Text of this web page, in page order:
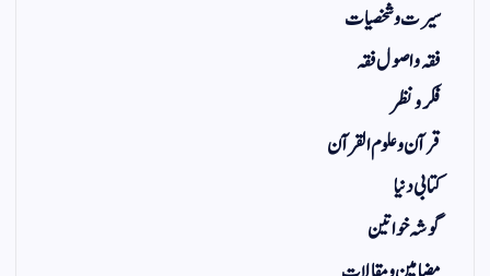
سیرت و شخصیات
فقہ و اصول فقہ
فکر و نظر
قرآن و علوم القرآن
کتابی دنیا
گوشہ خواتین